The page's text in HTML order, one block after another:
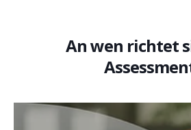
An wen richtet